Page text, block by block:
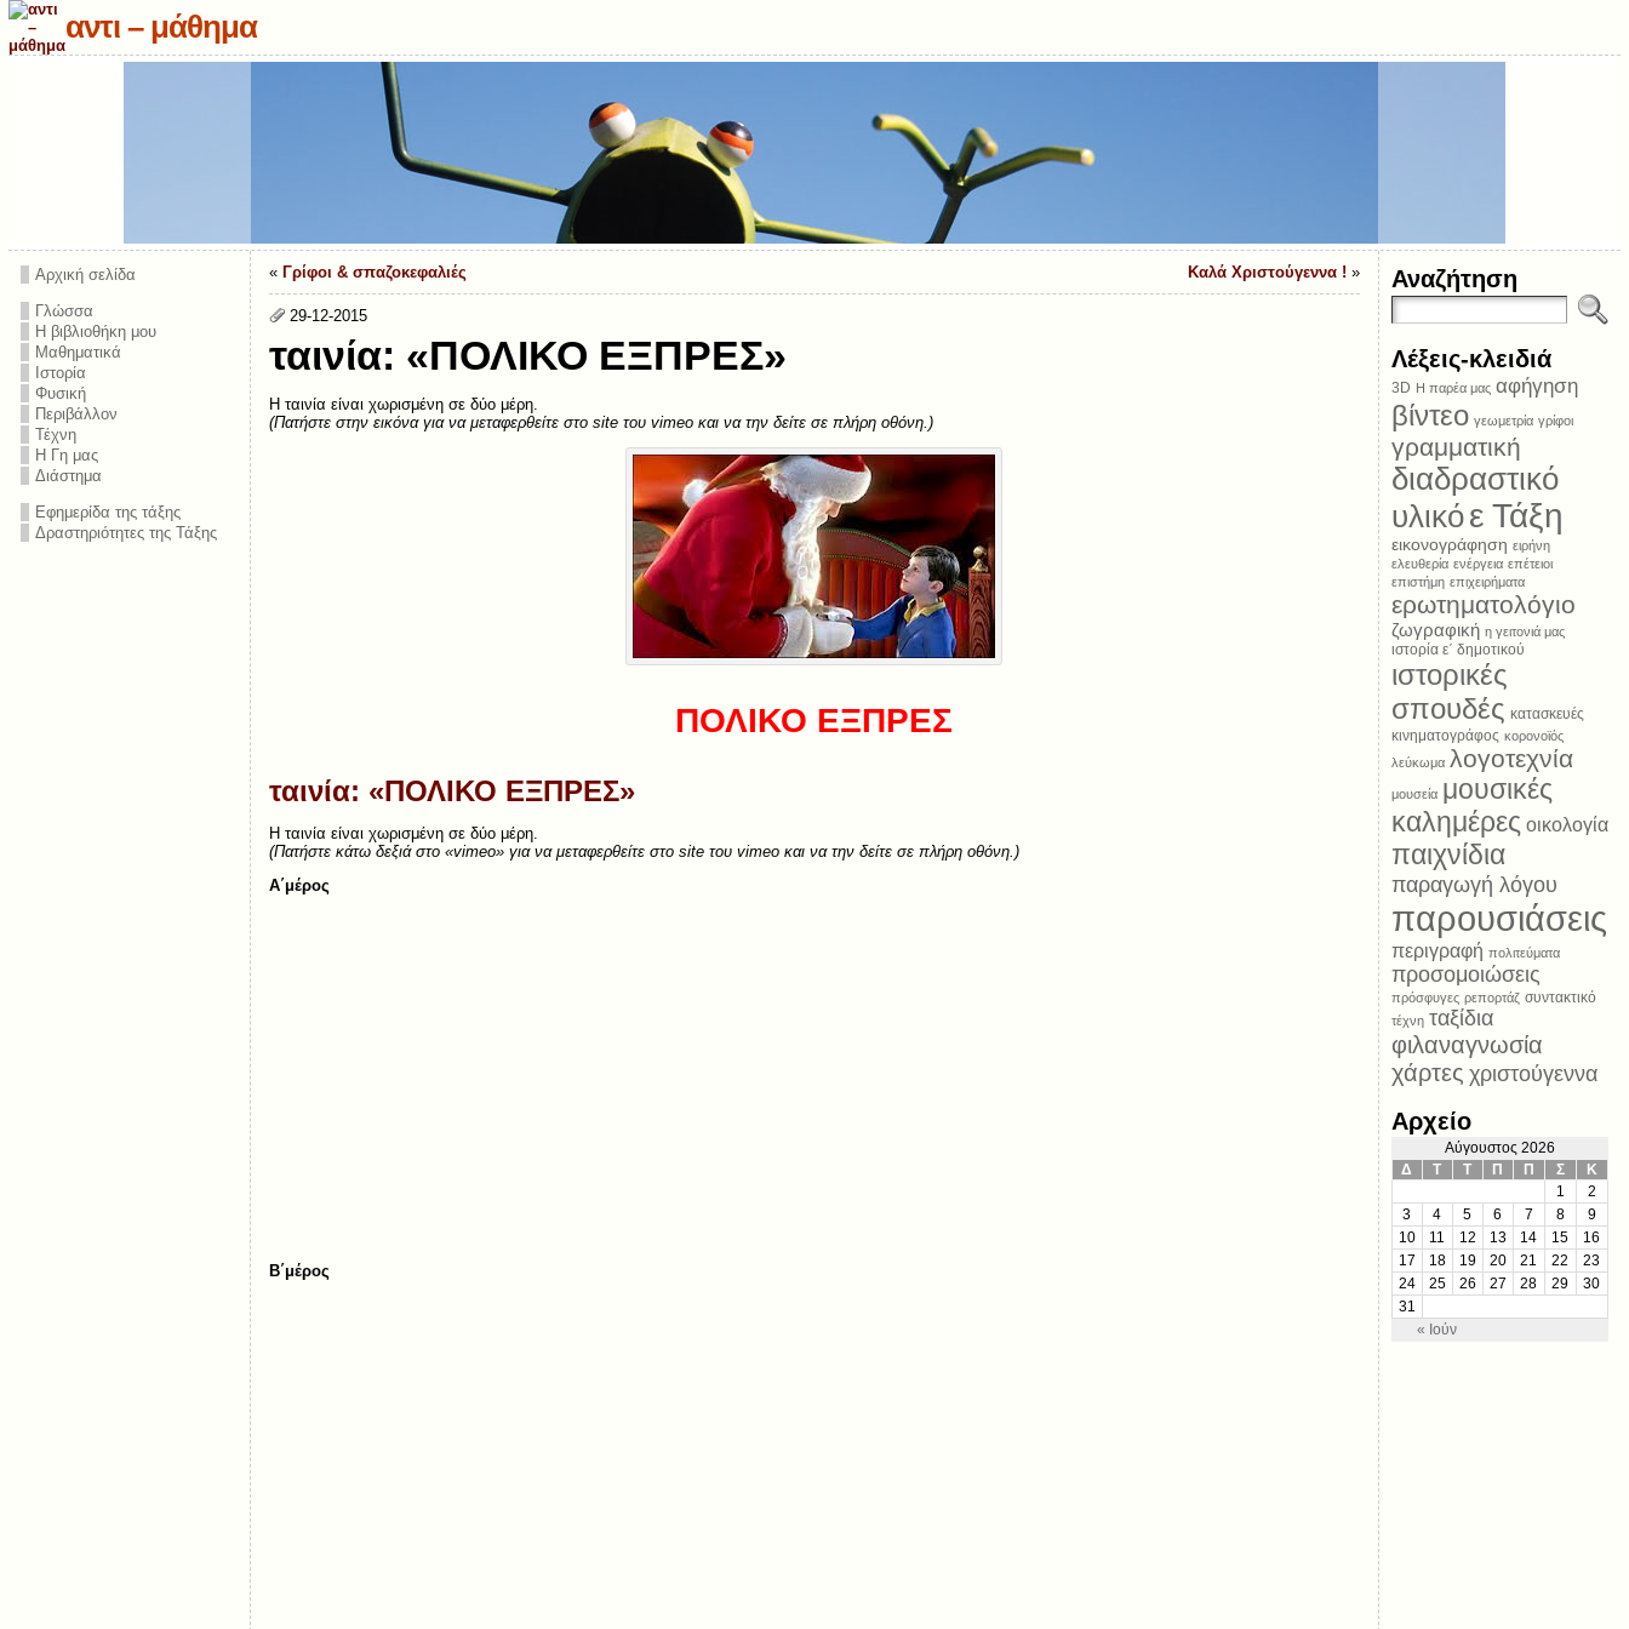
αντι – μάθημα
Αρχική σελίδα
Γλώσσα
Η βιβλιοθήκη μου
Μαθηματικά
Ιστορία
Φυσική
Περιβάλλον
Τέχνη
Η Γη μας
Διάστημα
Εφημερίδα της τάξης
Δραστηριότητες της Τάξης
« Γρίφοι & σπαζοκεφαλιές Καλά Χριστούγεννα ! »
29-12-2015
ταινία: «ΠΟΛΙΚΟ ΕΞΠΡΕΣ»
Η ταινία είναι χωρισμένη σε δύο μέρη.
(Πατήστε στην εικόνα για να μεταφερθείτε στο site του vimeo και να την δείτε σε πλήρη οθόνη.)
ΠΟΛΙΚΟ ΕΞΠΡΕΣ
ταινία: «ΠΟΛΙΚΟ ΕΞΠΡΕΣ»
Η ταινία είναι χωρισμένη σε δύο μέρη.
(Πατήστε κάτω δεξιά στο «vimeo» για να μεταφερθείτε στο site του vimeo και να την δείτε σε πλήρη οθόνη.)
Α΄μέρος
Β΄μέρος
Αναζήτηση
Λέξεις-κλειδιά
3D Η παρέα μας αφήγηση
βίντεο γεωμετρία γρίφοι
γραμματική
διαδραστικό
υλικόε Τάξη
εικονογράφηση ειρήνη
ελευθερία ενέργεια επέτειοι
επιστήμη επιχειρήματα
ερωτηματολόγιο
ζωγραφική η γειτονιά μας
ιστορία ε΄ δημοτικού
ιστορικές
σπουδές κατασκευές
κινηματογράφος κορονοϊός
λεύκωμα λογοτεχνία
μουσεία μουσικές
καλημέρες οικολογία
παιχνίδια
παραγωγή λόγου
παρουσιάσεις
περιγραφή πολιτεύματα
προσομοιώσεις
πρόσφυγες ρεπορτάζ συντακτικό
τέχνη ταξίδια
φιλαναγνωσία
χάρτες χριστούγεννα
Αρχείο
Αύγουστος 2026
Δ
Τ Τ Π Π Σ Κ
« Ιούν
1
2
3
4 5 6 7 8
9
10
11 12 13 14 15
16
17
18 19 20 21 22
23
24
25 26 27 28 29
30
31